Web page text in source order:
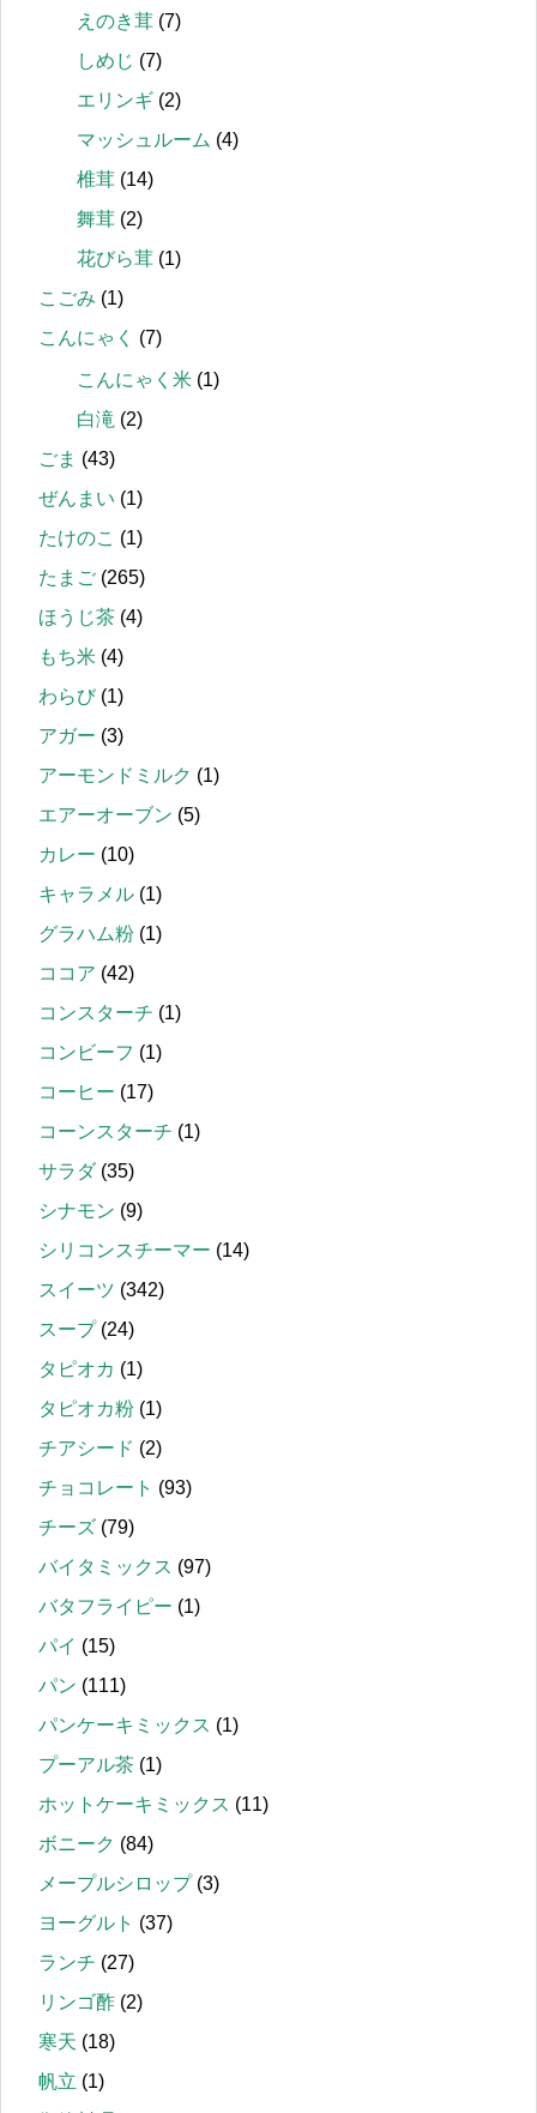
えのき茸 (7)
しめじ (7)
エリンギ (2)
マッシュルーム (4)
椎茸 (14)
舞茸 (2)
花びら茸 (1)
こごみ (1)
こんにゃく
(7)
こんにゃく米 (1)
白滝 (2)
ごま (43)
ぜんまい (1)
たけのこ (1)
たまご (265)
ほうじ茶 (4)
もち米 (4)
わらび(1)
アガー (3)
アーモンドミルク (1)
エアーオーブン (5)
カレー (10)
キャラメル (1)
グラハム粉 (1)
ココア (42)
コンスターチ (1)
コンビーフ (1)
コーヒー (17)
コーンスターチ (1)
サラダ(35)
シナモン (9)
シリコンスチーマー (14)
スイーツ (342)
スープ(24)
タピオカ (1)
タピオカ粉 (1)
チアシード (2)
チョコレート (93)
チーズ (79)
バイタミックス (97)
バタフライピー (1)
パイ (15)
パン (111)
パンケーキミックス (1)
プーアル茶 (1)
ホットケーキミックス (11)
ボニーク (84)
メープルシロップ(3)
ヨーグルト (37)
ランチ (27)
リンゴ酢 (2)
寒天 (18)
帆立 (1)